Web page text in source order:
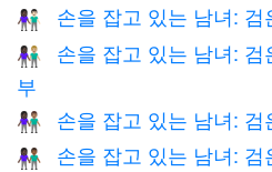
👩🏿‍🤝‍👨🏻 손을 잡고 있는 남녀:
👩🏿‍🤝‍👨🏼
손을 잡고 있는 남녀:
부
👩🏿‍🤝‍👨🏽 손을 잡고 있는 남녀:
👩🏿‍🤝‍👨🏾
손을 잡고 있는 남녀: